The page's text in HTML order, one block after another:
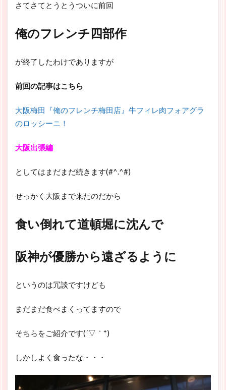
さてさてとうとうついに前回
俺のフレンチ四部作
が終了したわけでありますが
前回の記事はこちら
大阪梅田『俺のフレンチ梅田店』牛フィレ肉フォアグラ
のロッシーニ！
大阪出張編
としてはまだまだ続きます(#^.^#)
せっかく大阪まで来たのだから
食い倒れて道頓堀に沈んで
阪神が優勝から遠ざるように
というのは冗談ですけども
まだまだ食べまくってますので
そちらをご紹介です(´▽｀*)
しかしよく食ったな・・・